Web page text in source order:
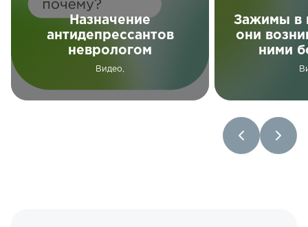
Назначение
антидепрессантов
неврологом
Видео,
Зажимы в
они
ними